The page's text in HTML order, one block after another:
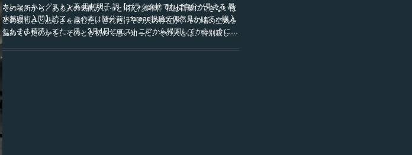
カレン・キングストン著 田村明子 訳【ガラクタ捨てれば自分が見える 風
水整理術入門】読了。この本は随分前にthread投稿で偶然見かけて、購入
したまま積読してた一冊。3月4日にエストニアから帰国してから、今に…
その場所から、ある人の気配がふっと消えた瞬間、私は言葉にできないほ
どの寂しさと悲しさを感じた。どれだけその人の存在が、その場の空気を
温めていたのかを、そのとき初めて思い知った。その人とは、特別親し…